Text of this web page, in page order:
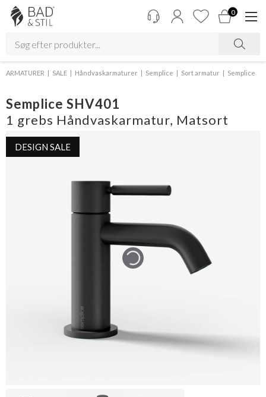
0
ARMATURER SALE Håndvaskarmaturer Semplice Sort armatur Semplice
Semplice SHV401
1 grebs Håndvaskarmatur, Matsort
DESIGN SALE